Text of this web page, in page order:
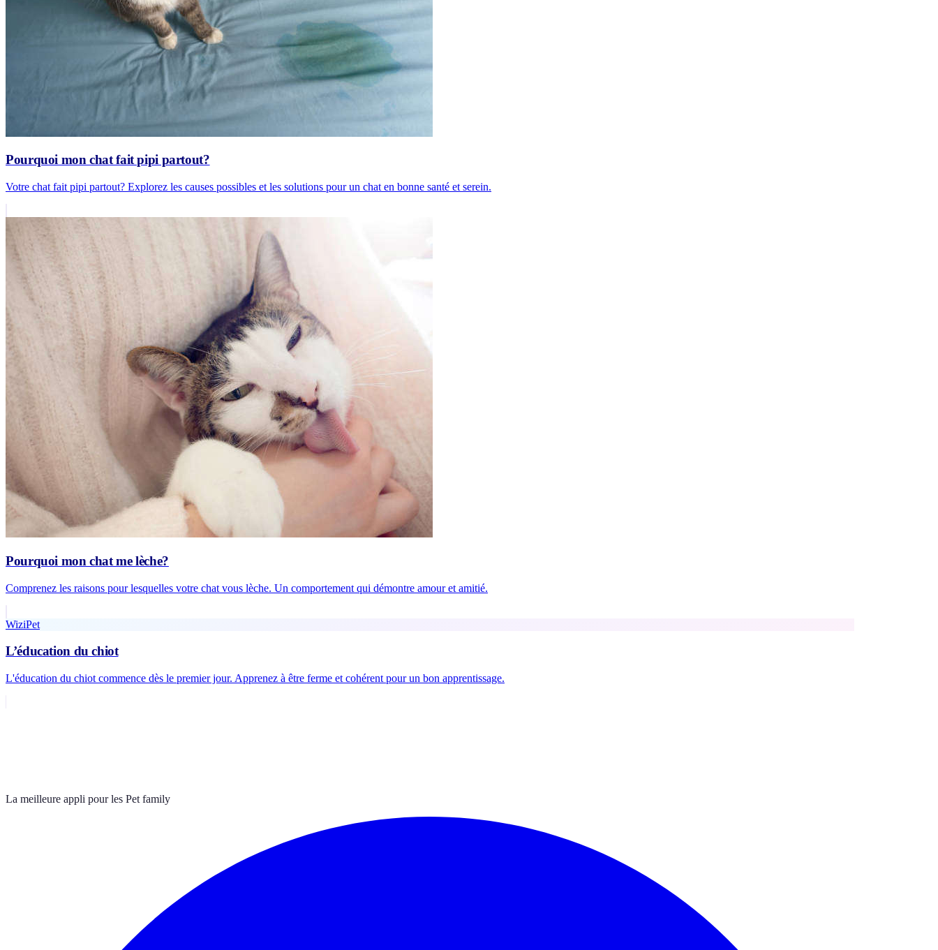
Pourquoi mon chat fait pipi partout?
Votre chat fait pipi partout? Explorez les causes possibles et les solutions pour un chat en bonne santé et serein.
Pourquoi mon chat me lèche?
Comprenez les raisons pour lesquelles votre chat vous lèche. Un comportement qui démontre amour et amitié.
WiziPet
L’éducation du chiot
L'éducation du chiot commence dès le premier jour. Apprenez à être ferme et cohérent pour un bon apprentissage.
La meilleure appli pour les Pet family